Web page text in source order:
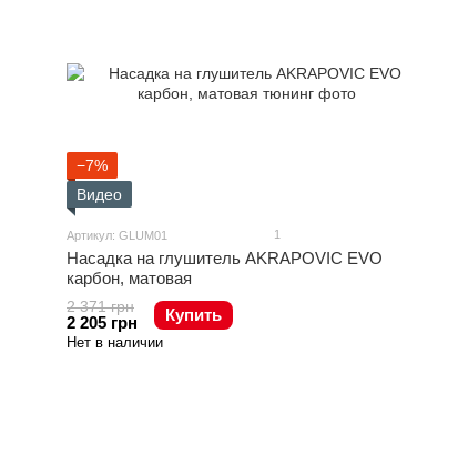
−7%
Видео
Артикул: GLUM01 1
Насадка на глушитель AKRAPOVIC EVO
карбон, матовая
2 371 грн
2 205 грн Купить
Нет в наличии